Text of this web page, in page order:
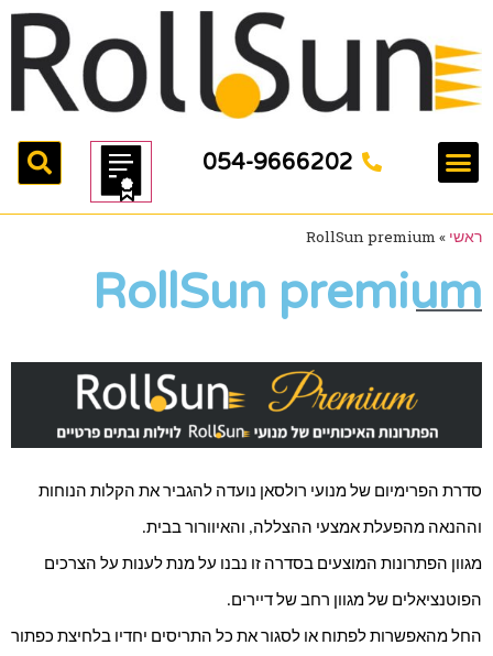
054-9666202
ראשי »
RollSun premium
RollSun premium
וההנאה מהפעלת אמצעי ההצללה, והאיוורור בבית.
הפוטנציאלים של מגוון רחב של דיירים.